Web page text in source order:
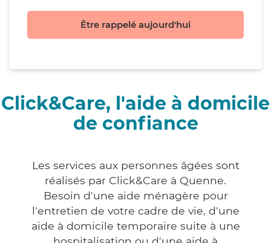
Être rappelé aujourd'hui
Click&Care, l'aide à domicile
de confiance
Les services aux personnes âgées sont
réalisés par Click&Care à Quenne.
Besoin d'une aide ménagère pour
l'entretien de votre cadre de vie, d'une
aide à domicile temporaire suite à une